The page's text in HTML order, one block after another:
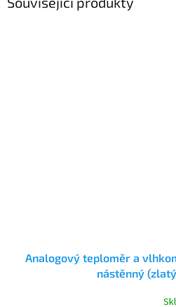
Analogový teploměr a
nástěnný